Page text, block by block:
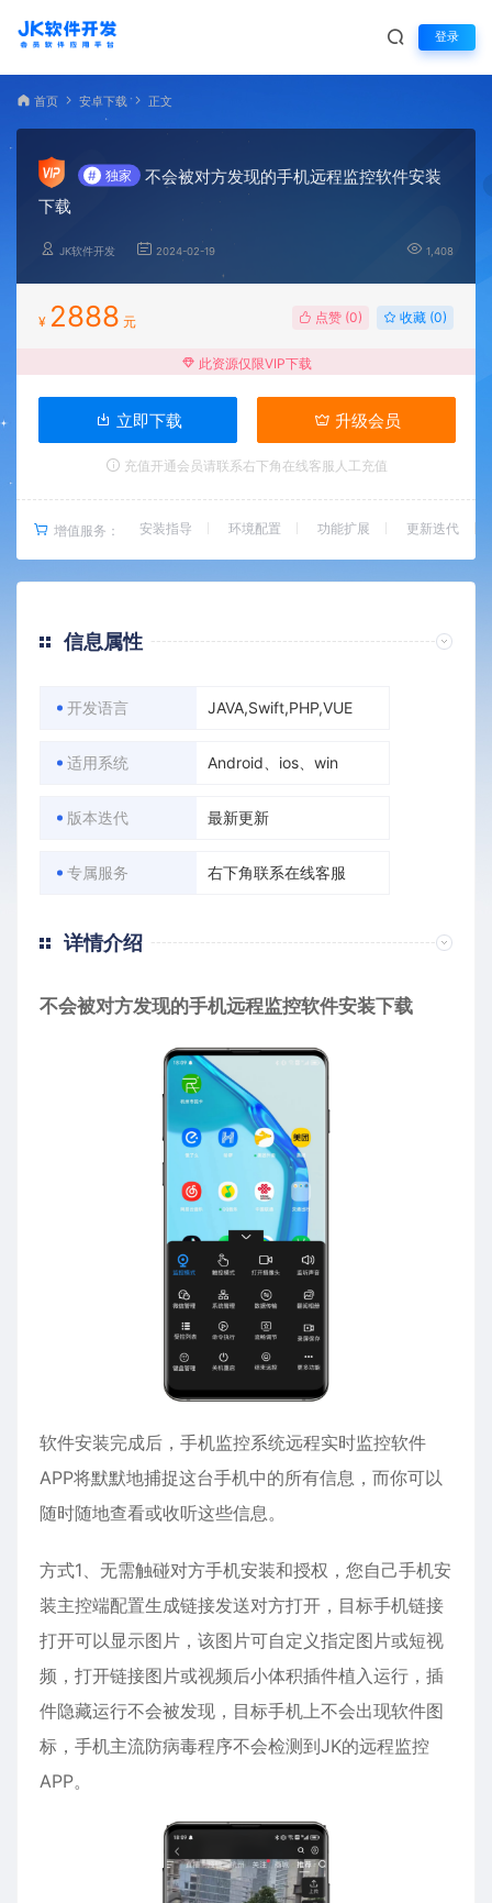
登录
首页 安卓下载 正文
# 独家
不会被对方发现的手机远程监控软件安装
下载
JK软件开发 2024-02-19 1,408
¥ 2888 元 点赞 (0) 收藏 (0)
此资源仅限VIP下载
立即下载 升级会员
充值开通会员请联系右下角在线客服人工充值
增值服务： 安装指导 环境配置 功能扩展 更新迭代
信息属性
开发语言 JAVA,Swift,PHP,VUE
适用系统 Android、ios、win
版本迭代 最新更新
专属服务 右下角联系在线客服
详情介绍
不会被对方发现的手机远程监控软件安装下载
软件安装完成后，手机监控系统远程实时监控软件
APP将默默地捕捉这台手机中的所有信息，而你可以
随时随地查看或收听这些信息。
方式1、无需触碰对方手机安装和授权，您自己手机安
装主控端配置生成链接发送对方打开，目标手机链接
打开可以显示图片，该图片可自定义指定图片或短视
频，打开链接图片或视频后小体积插件植入运行，插
件隐藏运行不会被发现，目标手机上不会出现软件图
标，手机主流防病毒程序不会检测到JK的远程监控
APP。